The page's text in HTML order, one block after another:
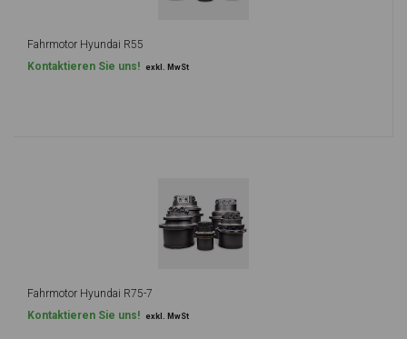
Fahrmotor Hyundai R55
Kontaktieren Sie uns! exkl. MwSt
Fahrmotor Hyundai R75-7
Kontaktieren Sie uns! exkl. MwSt